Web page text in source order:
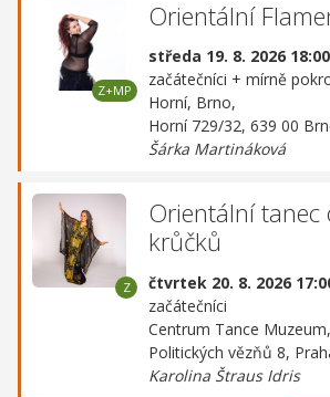
Orientální
středa 19. 8. 2026
začátečníci + mírně
Horní, Brno,
Horní 729/32, 639 00
Šárka Martináková
Orientální tanec
krůčků
čtvrtek 20. 8. 2026
začátečníci
Centrum Tance Muzeum,
Politických vězňů 8,
Karolina Štraus Idris